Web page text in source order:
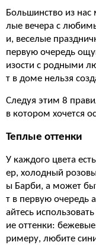
Большинство из
лые вечера с
и, веселые
первую очередь
изости с родными
т в доме нельзя
Следуя этим 8
в котором хочется
Теплые оттенки
У каждого цвета
ер, холодный
ы Барби, а может
т в первую очередь
айтесь
ие оттенки:
римеру, любите